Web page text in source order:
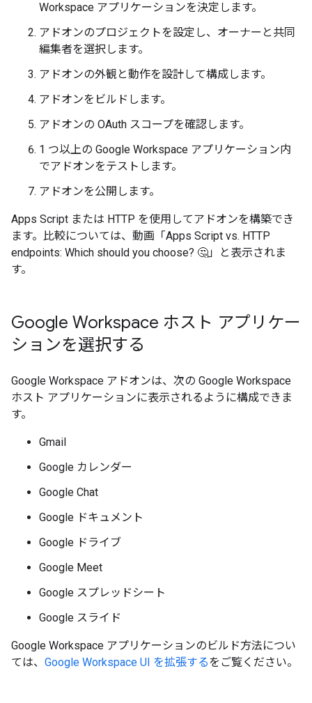
Workspace アプリケーションを決定します。
アドオンのプロジェクトを設定し、オーナーと共同
編集者を選択します。
アドオンの外観と動作を設計して構成します。
アドオンをビルドします。
アドオンの OAuth スコープを確認します。
1 つ以上の Google Workspace アプリケーション内
でアドオンをテストします。
アドオンを公開します。
Apps Script または HTTP を使用してアドオンを構築でき
ます。比較については、動画「Apps Script vs. HTTP
endpoints: Which should you choose? 🤔」と表示されま
す。
Google Workspace ホスト アプリケー
ションを選択する
Google Workspace アドオンは、次の Google Workspace
ホスト アプリケーションに表示されるように構成できま
す。
Gmail
Google カレンダー
Google Chat
Google ドキュメント
Google ドライブ
Google Meet
Google スプレッドシート
Google スライド
Google Workspace アプリケーションのビルド方法につい
ては、 Google Workspace UI を拡張するをご覧ください。